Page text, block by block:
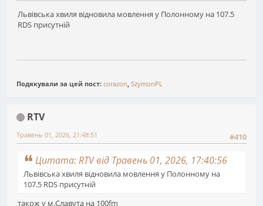
Львівська хвиля відновила мовлення у Полонному на 107.5
RDS присутній
Подякували за цей пост: corazon SzymonPL
RTV
#410
Травень 01, 2026, 21:48:51
Цитата: RTV від Травень 01, 2026, 17:40:56
Львівська хвиля відновила мовлення у Полонному на
107.5 RDS присутній
також у м.Славута на 100fm